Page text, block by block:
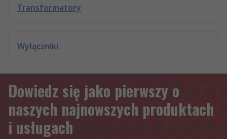
Transformatory
Wyłączniki
Dowiedz się jako pierwszy o
naszych najnowszych produktach
i usługach